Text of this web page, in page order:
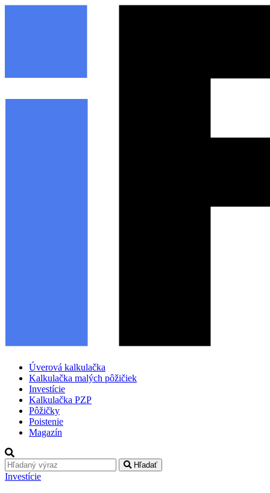
Úverová kalkulačka
Kalkulačka malých pôžičiek
Investície
Kalkulačka PZP
Pôžičky
Poistenie
Magazín
Hľadať
Investície